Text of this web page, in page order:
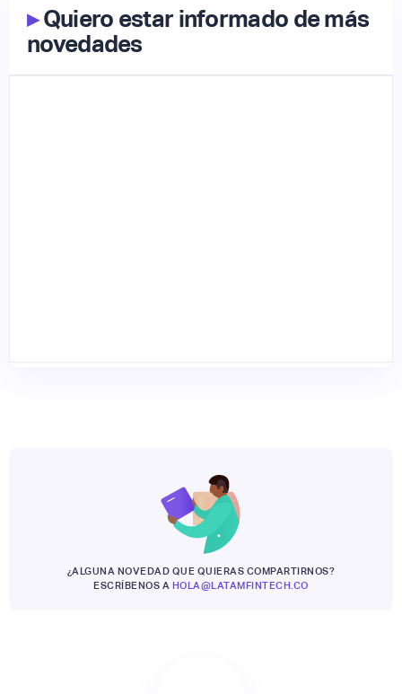
▸Quiero estar informado de más
novedades
¿ALGUNA NOVEDAD QUE QUIERAS COMPARTIRNOS?
ESCRÍBENOS A HOLA@LATAMFINTECH.CO